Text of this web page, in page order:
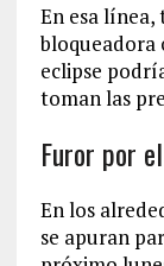
En esa
bloqueadora
eclipse
toman las
Furor por
En los
se apuran